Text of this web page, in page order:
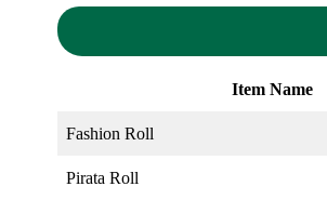
Item Name
Fashion Roll
Pirata Roll